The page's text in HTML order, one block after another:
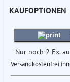
KAUFOPTIONEN
Nur noch 2 Ex.
Versandkostenfrei